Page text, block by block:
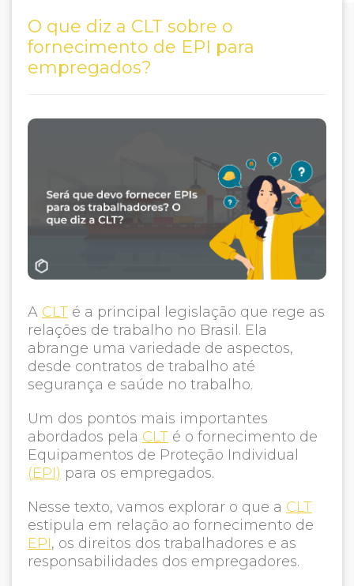
O que diz a CLT sobre o
fornecimento de EPI para
empregados?
A CLT é a principal legislação que rege as
relações de trabalho no Brasil. Ela
abrange uma variedade de aspectos,
desde contratos de trabalho até
segurança e saúde no trabalho.
Um dos pontos mais importantes
abordados pela CLT é o fornecimento de
Equipamentos de Proteção Individual
(EPI) para os empregados.
Nesse texto, vamos explorar o que a CLT
estipula em relação ao fornecimento de
EPI, os direitos dos trabalhadores e as
responsabilidades dos empregadores.